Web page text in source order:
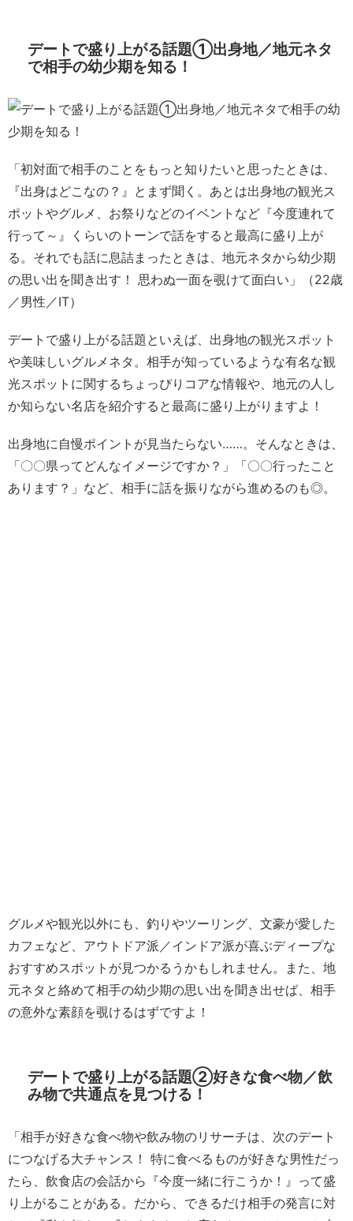
デートで盛り上がる話題①出身地／地元ネタ
で相手の幼少期を知る！
「初対面で相手のことをもっと知りたいと思ったときは、
『出身はどこなの？』とまず聞く。あとは出身地の観光ス
ポットやグルメ、お祭りなどのイベントなど『今度連れて
行って～』くらいのトーンで話をすると最高に盛り上が
る。それでも話に息詰まったときは、地元ネタから幼少期
の思い出を聞き出す！ 思わぬ一面を覗けて面白い」（22歳
／男性／IT）
デートで盛り上がる話題といえば、出身地の観光スポット
や美味しいグルメネタ。相手が知っているような有名な観
光スポットに関するちょっぴりコアな情報や、地元の人し
か知らない名店を紹介すると最高に盛り上がりますよ！
出身地に自慢ポイントが見当たらない……。そんなときは、
「〇〇県ってどんなイメージですか？」「〇〇行ったこと
あります？」など、相手に話を振りながら進めるのも◎。
グルメや観光以外にも、釣りやツーリング、文豪が愛した
カフェなど、アウトドア派／インドア派が喜ぶディープな
おすすめスポットが見つかるうかもしれません。また、地
元ネタと絡めて相手の幼少期の思い出を聞き出せば、相手
の意外な素顔を覗けるはずですよ！
デートで盛り上がる話題②好きな食べ物／飲
み物で共通点を見つける！
「相手が好きな食べ物や飲み物のリサーチは、次のデート
につなげる大チャンス！ 特に食べるものが好きな男性だっ
たら、飲食店の会話から『今度一緒に行こうか！』って盛
り上がることがある。だから、できるだけ相手の発言に対